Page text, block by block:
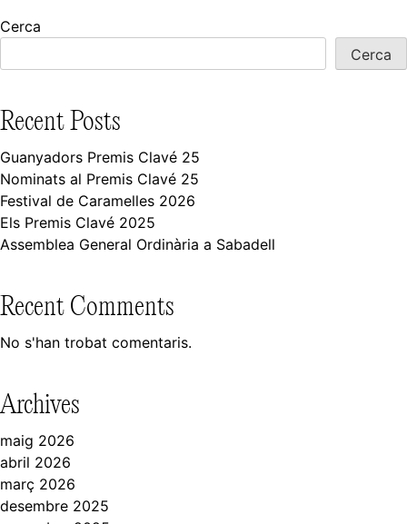
Cerca
Recent Posts
Nominats al Premis Clavé 25
Festival de Caramelles 2026
Els Premis Clavé 2025
Assemblea General Ordinària a Sabadell
Recent Comments
Archives
abril 2026
març 2026
desembre 2025
novembre 2025